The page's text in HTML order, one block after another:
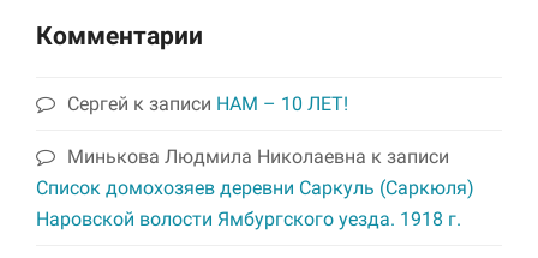
Комментарии
Сергей к записи НАМ – 10 ЛЕТ!
Минькова Людмила Николаевна к записи
Список домохозяев деревни Саркуль (Саркюля)
Наровской волости Ямбургского уезда. 1918 г.